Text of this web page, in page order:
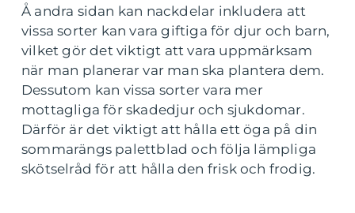
Å andra sidan kan nackdelar inkludera att
vissa sorter kan vara giftiga för djur och barn,
vilket gör det viktigt att vara uppmärksam
när man planerar var man ska plantera dem.
Dessutom kan vissa sorter vara mer
mottagliga för skadedjur och sjukdomar.
Därför är det viktigt att hålla ett öga på din
sommarängs palettblad och följa lämpliga
skötselråd för att hålla den frisk och frodig.